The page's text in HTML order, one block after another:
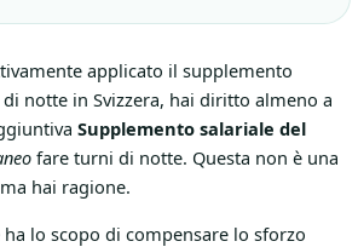
applicato il supplemento
notte in Svizzera, hai diritto almeno a
Supplemento salariale del
fare turni di notte. Questa non è una
hai ragione.
lo scopo di compensare lo sforzo